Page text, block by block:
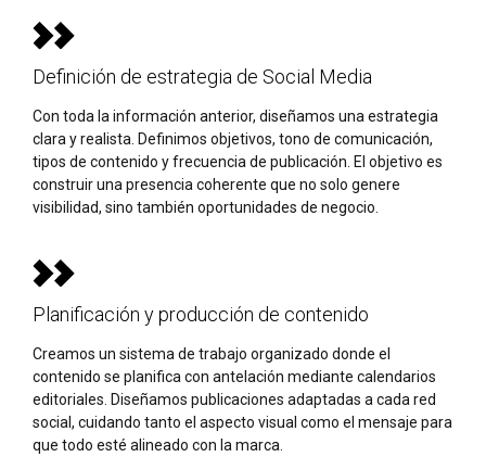
Definición de estrategia de Social Media
Con toda la información anterior, diseñamos una estrategia
clara y realista. Definimos objetivos, tono de comunicación,
tipos de contenido y frecuencia de publicación. El objetivo es
construir una presencia coherente que no solo genere
visibilidad, sino también oportunidades de negocio.
Planificación y producción de contenido
Creamos un sistema de trabajo organizado donde el
contenido se planifica con antelación mediante calendarios
editoriales. Diseñamos publicaciones adaptadas a cada red
social, cuidando tanto el aspecto visual como el mensaje para
que todo esté alineado con la marca.